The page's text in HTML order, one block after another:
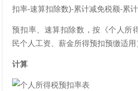
扣率-速算扣除数)-累计减免税额-累
预扣率、速算扣除数，按《个人所
民个人工资、薪金所得预扣预缴适用
计算